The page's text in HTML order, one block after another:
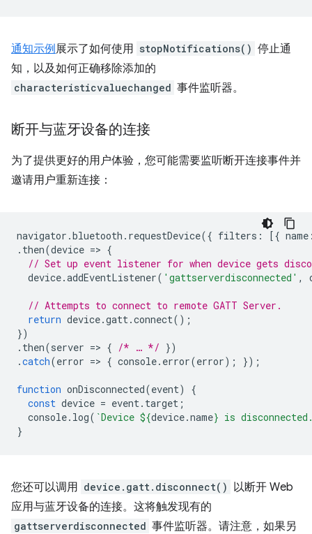
通知示例展示了如何使用 stopNotifications() 停止通
知，以及如何正确移除添加的
characteristicvaluechanged 事件监听器。
断开与蓝牙设备的连接
为了提供更好的用户体验，您可能需要监听断开连接事件并
邀请用户重新连接：
navigator .bluetooth . requestDevice({ filters : [{ name
. then(device => {
// Set up event listener for when device gets
device.addEventListener( 'gattserverdisconnected' ,
// Attempts to connect to remote GATT Server.
return device.gatt.connect();
})
. then(server => { /* … */ })
.catch(error => { console. error(error); });
function onDisconnected(event)
{
const device = event. target ;
console. log( `Device ${device.name} is
}
您还可以调用 device.gatt.disconnect() 以断开 Web
应用与蓝牙设备的连接。这将触发现有的
gattserverdisconnected 事件监听器。请注意，如果另